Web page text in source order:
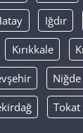
Iğdır
Kırıkkale
Niğde
Tokat